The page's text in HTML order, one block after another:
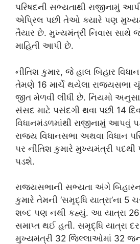
પરિષદની સભ્યતાથી રાજીનામું
એપ્રિલ પછી તેઓ ક્યારે પણ
તૈયાર છે. મુખ્યમંત્રી નિવાસ સાથે
માહિતી આપી છે.
નીતિશ કુમાર, જે હાલ બિહાર
તેમણે 16 માર્ચે થયેલા રાજ્યસભા
જીત મેળવી લીધી છે. નિયમો
સંસદ માટે પસંદગી થવા પછી 14
વિધાનમંડળમાંથી રાજીનામું આપવું
રાજ્ય વિધાનસભા અથવા વિધાન
પર નીતિશ કુમારે મુખ્યમંત્રી
પડશે.
રાજ્યસભાની સભ્યતા અંગે
કુમારે તેમની ‘સમૃદ્ધિ યાત્રા’ના
શબ્દ પણ નથી કહ્યું. આ યાત્રા 26
સમાપ્ત થઈ હતી. સમૃદ્ધિ યાત્રા
મુખ્યમંત્રી 32 જિલ્લાઓમાં 32